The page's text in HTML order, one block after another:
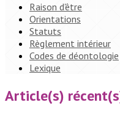
Raison d'être
Orientations
Statuts
Règlement intérieur
Codes de déontologie
Lexique
Article(s)